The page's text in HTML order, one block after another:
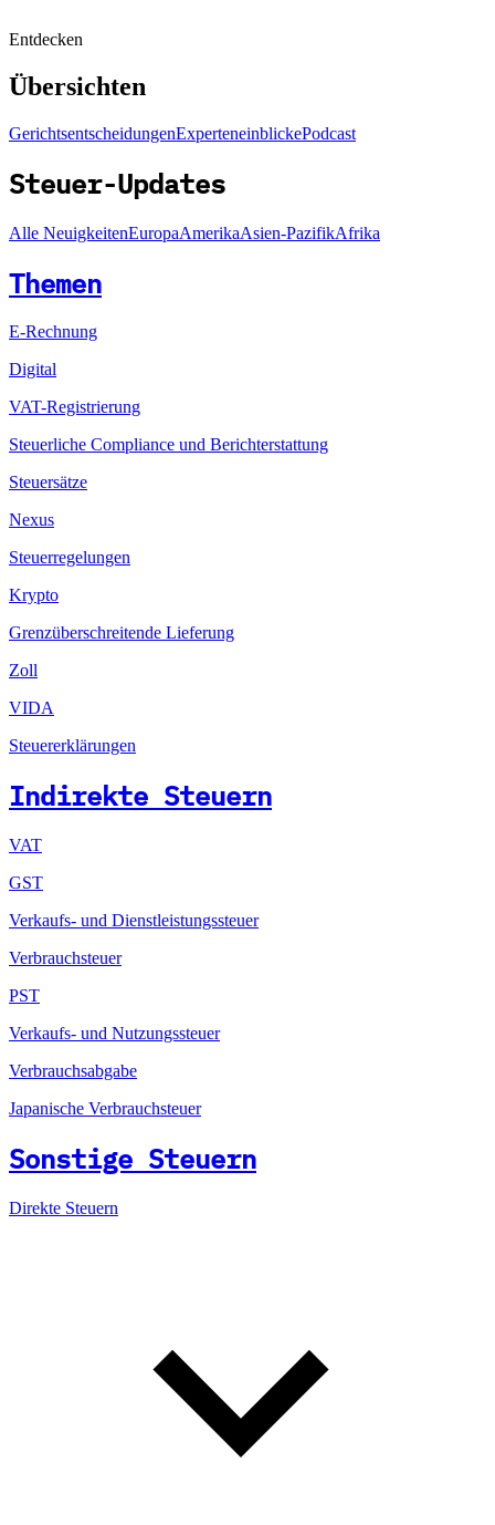
Entdecken
Übersichten
GerichtsentscheidungenExperteneinblickePodcast
Steuer-Updates
Alle NeuigkeitenEuropaAmerikaAsien-PazifikAfrika
Themen
E-Rechnung
Digital
VAT-Registrierung
Steuerliche Compliance und Berichterstattung
Steuersätze
Nexus
Steuerregelungen
Krypto
Grenzüberschreitende Lieferung
Zoll
VIDA
Steuererklärungen
Indirekte Steuern
VAT
GST
Verkaufs- und Dienstleistungssteuer
Verbrauchsteuer
PST
Verkaufs- und Nutzungssteuer
Verbrauchsabgabe
Japanische Verbrauchsteuer
Sonstige Steuern
Direkte Steuern